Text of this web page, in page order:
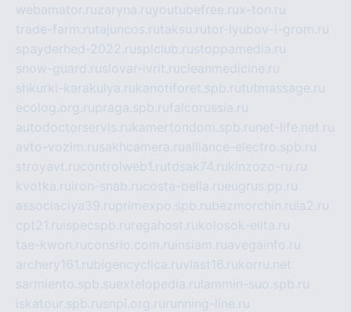
webamator.ruzaryna.ruyoutubefree.rux-ton.ru
trade-farm.rutajuncos.rutaksu.rutor-lyubov-i-grom.ru
spayderhed-2022.rusplclub.rustoppamedia.ru
snow-guard.ruslovar-ivrit.rucleanmedicine.ru
shkurki-karakulya.rukanotiforet.spb.rututmassage.ru
ecolog.org.rupraga.spb.rufalcorussia.ru
autodoctorservis.rukamertondom.spb.ru net-life.net.ru
avto-vozim.rusakhcamera.rualliance-electro.spb.ru
stroyavt.rucontrolweb1.rutdsak74.rukinzozo-ru.ru
kvotka.ru iron-snab.rucosta-bella.rueugrus.pp.ru
associaciya39.ruprimexpo.spb.rubezmorchin.ru ia2.ru
cpt21.ru ispecspb.ru regahost.rukolosok-elita.ru
tae-kwon.ruconsrio.com.ru insiam.ruavegainfo.ru
archery161.rubigencyclica.ruvlast16.rukorru.net
sarmiento.spb.suextelopedia.ru lammin-suo.spb.ru
iskatour.spb.rusnpi.org.ru running-line.ru